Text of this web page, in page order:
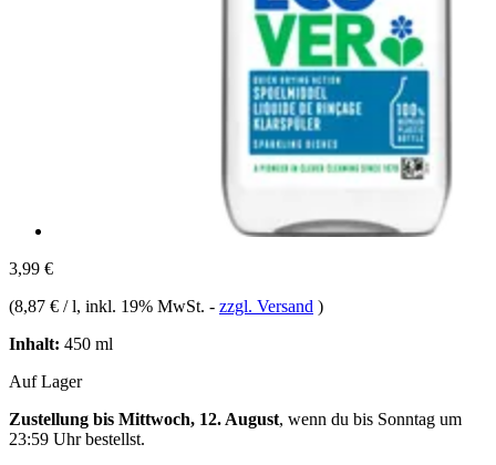
3,99 €
(8,87 € / l, inkl. 19% MwSt. - zzgl. Versand )
Inhalt: 450 ml
Auf Lager
Zustellung bis Mittwoch, 12. August, wenn du bis Sonntag um
23:59 Uhrbestellst.